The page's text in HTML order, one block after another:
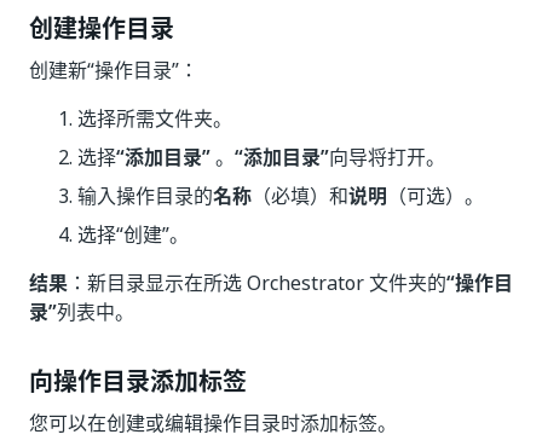
创建操作目录
创建新“操作目录”：
选择所需文件夹。
选择“添加目录”。 “添加目录”向导将打开。
输入操作目录的名称 （必填）和说明 （可选）。
选择“创建”。
结果 ：新目录显示在所选 Orchestrator 文件夹的“操作目
录”列表中。
向操作目录添加标签
您可以在创建或编辑操作目录时添加标签。